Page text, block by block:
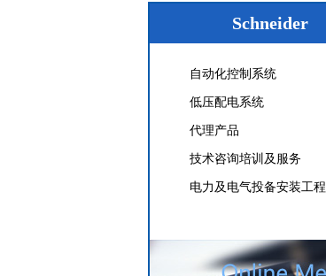
Schneider
自动化控制系统
低压配电系统
代理产品
技术咨询培训及服务
电力及电气投备安装工程